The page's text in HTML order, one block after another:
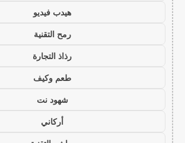
هيدب فيديو
رمح التقنية
رذاذ التجارة
طعم وكيف
شهود نت
أركاني